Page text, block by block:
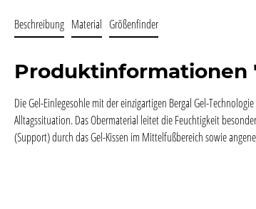
Beschreibung Material Größenfinder
Produktinformationen
Die Gel-Einlegesohle mit der einzigartigen Bergal Gel-
Alltagssituation. Das Obermaterial leitet die Feuchtigkeit
(Support) durch das Gel-Kissen im Mittelfußbereich sowie